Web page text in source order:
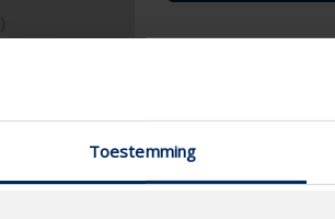
Toestemming